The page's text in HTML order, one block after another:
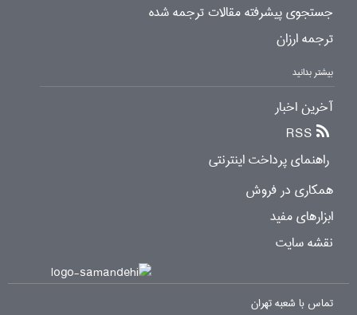
جستجوی پیشرفته مقالات ترجمه شده
ترجمه ارزان
بیشتر بدانید
آخرین اخبار
RSS
راهنمای پرداخت اینترنتی
همکاری در فروش
ابزارهای مفید
نقشه سایت
تماس با شعبه تهران